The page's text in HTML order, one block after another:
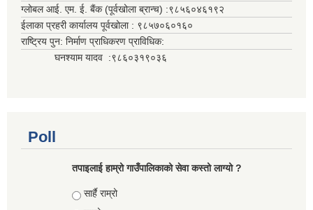
ग्लोबल आई. एम. ई. बैंक (पूर्वखोला ब्रान्च) :९८५६०४६१९२
ईलाका प्रहरी कार्यालय पूर्वखोला : ९८५७०६०१६०
राष्ट्रिय पुन: निर्माण प्राधिकरण प्राविधिक:
घनश्याम यादव :९८६०३१९०३६
Poll
तपाइलाई हाम्रो गाउँपालिकाको सेवा कस्तो लाग्यो ?
Choices
सार्है राम्रो